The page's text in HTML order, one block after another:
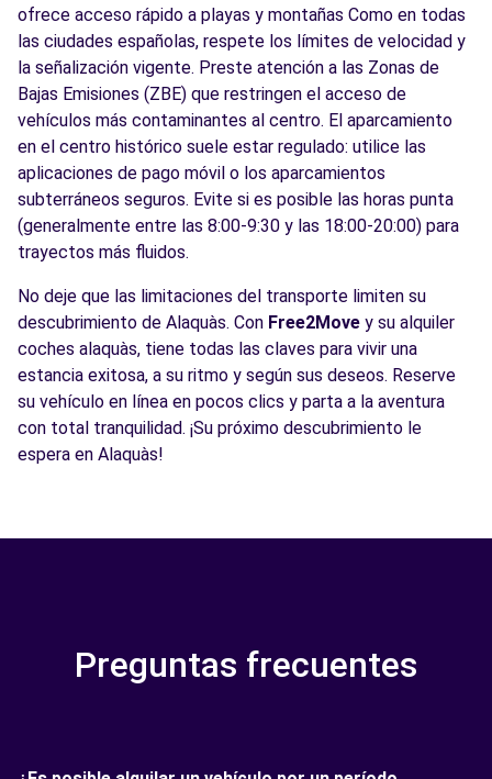
ofrece acceso rápido a playas y montañas Como en todas
las ciudades españolas, respete los límites de velocidad y
la señalización vigente. Preste atención a las Zonas de
Bajas Emisiones (ZBE) que restringen el acceso de
vehículos más contaminantes al centro. El aparcamiento
en el centro histórico suele estar regulado: utilice las
aplicaciones de pago móvil o los aparcamientos
subterráneos seguros. Evite si es posible las horas punta
(generalmente entre las 8:00-9:30 y las 18:00-20:00) para
trayectos más fluidos.
No deje que las limitaciones del transporte limiten su
descubrimiento de Alaquàs. Con Free2Move y su alquiler
coches alaquàs, tiene todas las claves para vivir una
estancia exitosa, a su ritmo y según sus deseos. Reserve
su vehículo en línea en pocos clics y parta a la aventura
con total tranquilidad. ¡Su próximo descubrimiento le
espera en Alaquàs!
Preguntas frecuentes